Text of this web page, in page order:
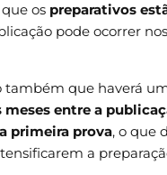
os preparativos
pode ocorrer
também que haverá
entre a
primeira prova, o que
a